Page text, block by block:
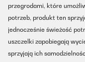
przegrodami, które
potrzeb, produkt ten
jednocześnie świeżość
uszczelki zapobiegają
sprzyjają ich